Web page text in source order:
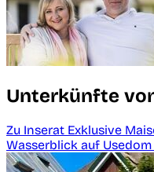
Unterkünfte
Zu Inserat Exklusive
Wasserblick auf Usedom